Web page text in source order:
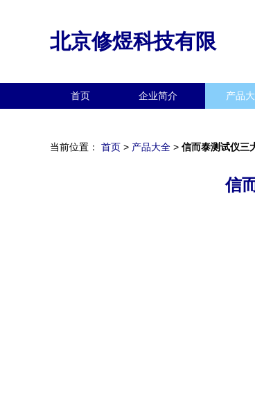
北京修煜科技有限
首页 企业简介 产品
当前位置： 首页 > 产品大全 > 信而泰测试仪三
信